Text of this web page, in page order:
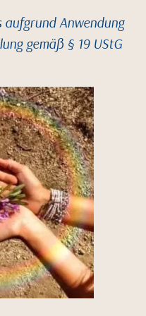
aufgrund Anwendung
gemäß § 19 UStG